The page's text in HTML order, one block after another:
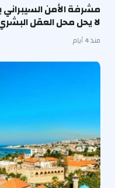
مشرفة الأمن
لا يحل محل العقل
منذ 4 أيام